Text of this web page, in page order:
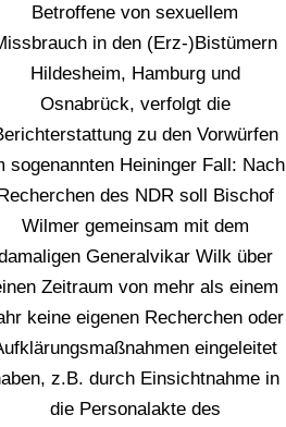
Betroffene von sexuellem
in den (Erz-)Bistümern
Hildesheim, Hamburg und
Osnabrück, verfolgt die
zu den Vorwürfen
sogenannten Heininger Fall: Nach
des NDR soll Bischof
Wilmer gemeinsam mit dem
Generalvikar Wilk über
Zeitraum von mehr als einem
keine eigenen Recherchen oder
eingeleitet
z.B. durch Einsichtnahme in
die Personalakte des